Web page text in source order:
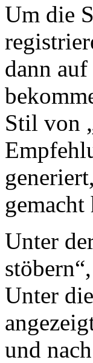
Um die
dann
Stil von
gemacht
Unter
Unter
und